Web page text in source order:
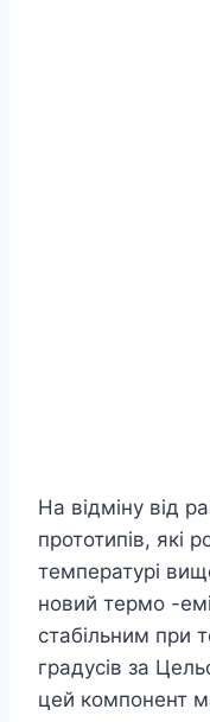
На відміну від
прототипів, які
температурі
новий термо -
стабільним при
градусів за
цей компонент